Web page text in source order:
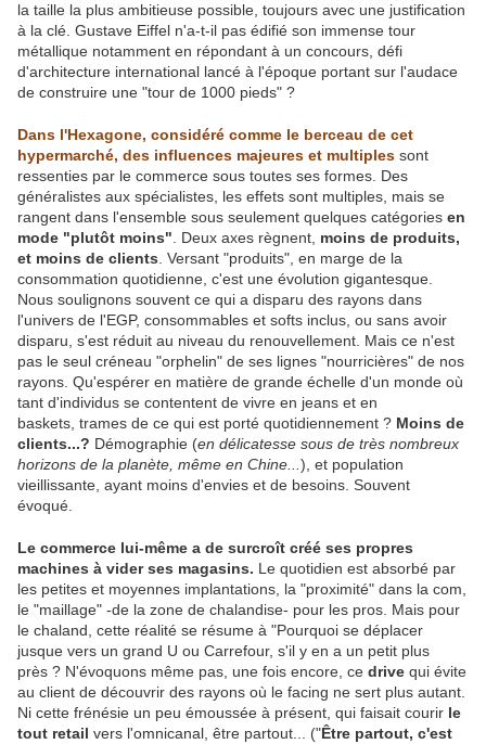
la taille la plus ambitieuse possible, toujours avec une justification
à la clé. Gustave Eiffel n'a-t-il pas édifié son immense tour
métallique notamment en répondant à un concours, défi
d'architecture international lancé à l'époque portant sur l'audace
de construire une "tour de 1000 pieds" ?
Dans l'Hexagone, considéré comme le berceau de cet
hypermarché, des influences majeures et multiples sont
ressenties par le commerce sous toutes ses formes. Des
généralistes aux spécialistes, les effets sont multiples, mais se
rangent dans l'ensemble sous seulement quelques catégories en
mode "plutôt moins" . Deux axes règnent, moins de produits,
et moins de clients . Versant "produits", en marge de la
consommation quotidienne, c'est une évolution gigantesque.
Nous soulignons souvent ce qui a disparu des rayons dans
l'univers de l'EGP, consommables et softs inclus, ou sans avoir
disparu, s'est réduit au niveau du renouvellement. Mais ce n'est
pas le seul créneau "orphelin" de ses lignes "nourricières" de nos
rayons. Qu'espérer en matière de grande échelle d'un monde où
tant d'individus se contentent de vivre en jeans et en
baskets, trames de ce qui est porté quotidiennement ? Moins de
clients...? Démographie (en délicatesse sous de très nombreux
horizons de la planète, même en Chine... ), et population
vieillissante, ayant moins d'envies et de besoins. Souvent
évoqué.
Le commerce lui-même a de surcroît créé ses propres
machines à vider ses magasins. Le quotidien est absorbé par
les petites et moyennes implantations, la "proximité" dans la com,
le "maillage" -de la zone de chalandise- pour les pros. Mais pour
le chaland, cette réalité se résume à "Pourquoi se déplacer
jusque vers un grand U ou Carrefour, s'il y en a un petit plus
près ? N'évoquons même pas, une fois encore, ce drive qui évite
au client de découvrir des rayons où le facing ne sert plus autant.
Ni cette frénésie un peu émoussée à présent, qui faisait courir le
tout retail vers l'omnicanal, être partout... ("Être partout, c'est